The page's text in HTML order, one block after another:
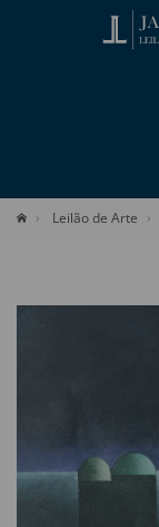
Leilão de Arte